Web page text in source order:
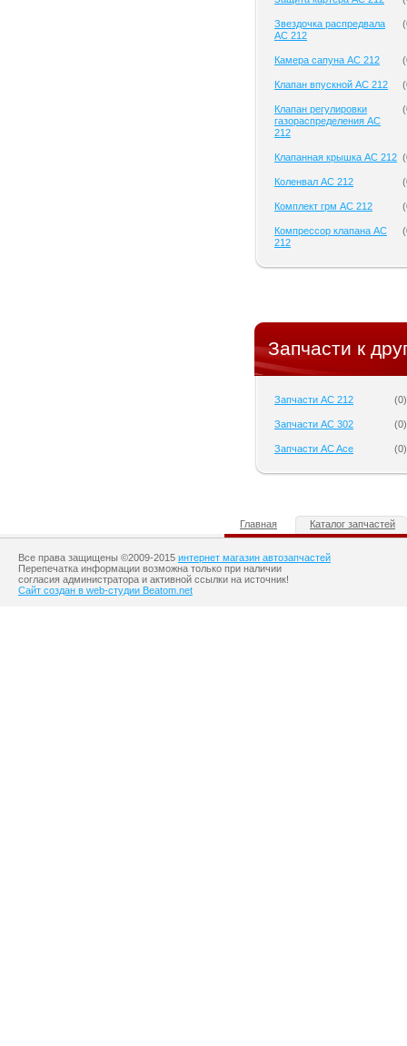
Звездочка распредвала
AC 212
(
Камера сапуна AC 212 (
Клапан впускной AC 212 (
Клапан регулировки
газораспределения AC
212
(
Клапанная крышка AC 212 (
Коленвал AC 212 (
Комплект грм AC 212 (
Компрессор клапана AC
212
(
Запчасти к
Запчасти AC 212 (0)
Запчасти AC 302 (0)
Запчасти AC Ace (0)
Главная Каталог запчастей
Все права защищены ©2009-2015 интернет магазин автозапчастей
Перепечатка информации возможна только при наличии
согласия администратора и активной ссылки на источник!
Сайт создан в web-студии Beatom.net